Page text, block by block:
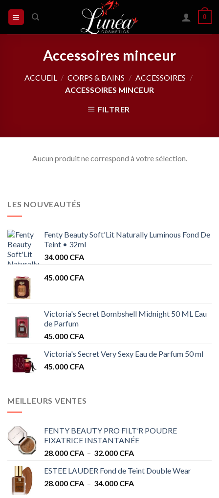
0
Accessoires minceur
ACCUEIL / CORPS & BAINS / ACCESSOIRES /
ACCESSOIRES MINCEUR
FILTRER
Aucun produit ne correspond à votre sélection.
LES NOUVEAUTÉS
Fenty Beauty Soft'Lit Naturally Luminous Fond De
Teint • 32ml
34.000 CFA
45.000 CFA
Victoria's Secret Bombshell Midnight 50 ML Eau
de Parfum
45.000 CFA
Victoria's Secret Very Sexy Eau de Parfum 50 ml
45.000 CFA
MEILLEURS VENTES
FENTY BEAUTY PRO FILT’R POUDRE
FIXATRICE INSTANTANÉE
28.000 CFA – 32.000 CFAPlage
prix :
28.000 CFA
ESTEE LAUDER Fond de Teint Double Wear
28.000 CFA – 34.000 CFAPlage